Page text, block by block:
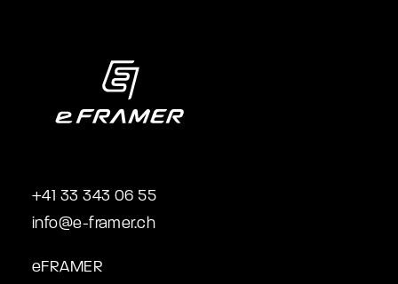
+41 33 343 06 55
info@e-framer.ch
eFRAMER